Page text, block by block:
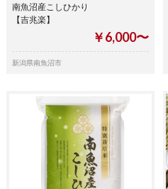
南魚沼産こしひかり
【吉兆楽】
￥6,000〜
新潟県南魚沼市